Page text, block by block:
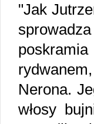
"Jak
Nerona.
włosy